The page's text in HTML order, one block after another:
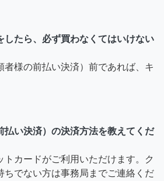
したら、必ず買わなくてはいけない
者様の前払い決済）前であれば、キ
払い決済）の決済方法を教えてくだ
トカードがご利用いただけます。ク
ちでない方は事務局までご連絡くだ